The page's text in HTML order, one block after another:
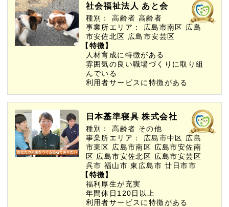
社会福祉法人 あと会
種別： 高齢者 高齢者
事業所エリア：
広島市南区 広島
市安佐北区 広島市安芸区
【特徴】
人材育成に特徴がある
雰囲気の良い職場づくりに取り組
んでいる
利用者サービスに特徴がある
日本基準寝具 株式会社
種別： 高齢者 その他
事業所エリア：
広島市中区 広島
市東区 広島市南区 広島市安佐南
区 広島市安佐北区 広島市安芸区
呉市 福山市東広島市廿日市市
【特徴】
福利厚生が充実
年間休日120日以上
利用者サービスに特徴がある